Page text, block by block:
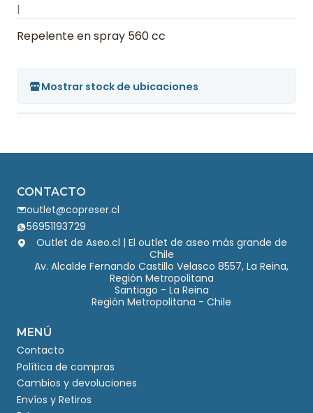
|
Repelente en spray 560 cc
Mostrar stock de ubicaciones
CONTACTO
outlet@copreser.cl
56951193729
Outlet de Aseo.cl | El outlet de aseo más grande de
Chile
Av. Alcalde Fernando Castillo Velasco 8557, La Reina,
Región Metropolitana
Santiago - La Reina
Región Metropolitana - Chile
MENÚ
Contacto
Política de compras
Cambios y devoluciones
Envíos y Retiros